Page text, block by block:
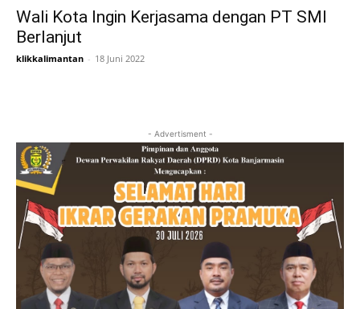
Wali Kota Ingin Kerjasama dengan PT SMI
Berlanjut
klikkalimantan - 18 Juni 2022
- Advertisment -